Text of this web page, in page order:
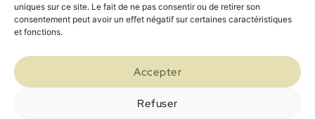
uniques sur ce site. Le fait de ne pas consentir ou de retirer son
consentement peut avoir un effet négatif sur certaines caractéristiques
et fonctions.
Accepter
Refuser